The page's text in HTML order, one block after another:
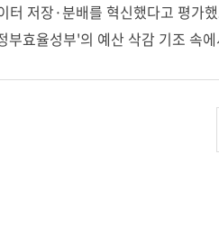
저장·분배를 혁신했다고 평가
효율성부'의 예산 삭감 기조 속